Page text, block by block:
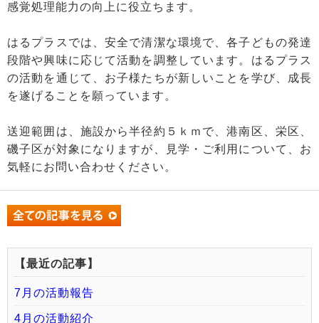
感覚処理能力の向上に役立ちます。
はるプラスでは、安全で清潔な環境で、各子どもの発達
段階や興味に応じて活動を調整しています。はるプラス
の活動を通じて、お子様たちが新しいことを学び、成長
を遂げることを願っています。
送迎範囲は、施設から半径約５ｋｍで、港南区、栄区、
磯子区が対象になりますが、見学・ご利用について、お
気軽にお問い合わせください。
【最近の記事】
7月の活動報告
4月の活動紹介